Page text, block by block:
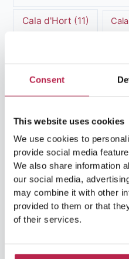
Consent
This website uses cookies
We use cookies to
provide social media
We also share information
our social media,
may combine it with other
provided to them or that
of their services.
Cala d'Hort (11)
cultureel erfgoed Ibiza
Es Vedra(14)
Formentera Stranden(7)
HuisHurenIbiza(30)
Ibiza-Stad(7) Ibiza